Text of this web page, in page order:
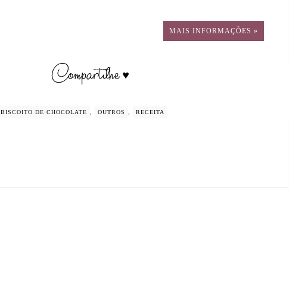
MAIS INFORMAÇÕES »
BISCOITO DE CHOCOLATE , OUTROS , RECEITA